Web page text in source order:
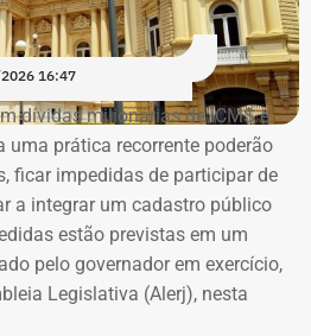
para mulheres se
violência surgiu do encontro
e a observação de uma
feminino. O principal gatilho
do medo. Por isso, os
socos. O foco principal é a
a capacidade de reação rápida
físico aconteça”, comenta.
por Fred Pacheco à Justiça Eleitoral
e corrigidos pela inflação (IPCA) –
gerada por IA
valor ainda está 16,3% abaixo,
16:47
dívidas milionárias de ICMS e
prática recorrente poderão
ficar impedidas de participar de
a integrar um cadastro público
estão previstas em um
pelo governador em exercício,
Legislativa (Alerj), nesta